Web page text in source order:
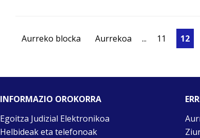
Aurreko blocka Aurrekoa ... 11 12
INFORMAZIO OROKORRA
Egoitza Judizial Elektronikoa
Helbideak eta telefonoak